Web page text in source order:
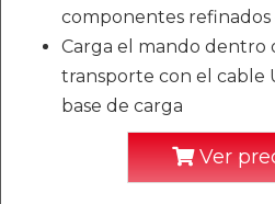
componentes refinados
Carga el mando dentro
transporte con el cable
base de carga
Ver